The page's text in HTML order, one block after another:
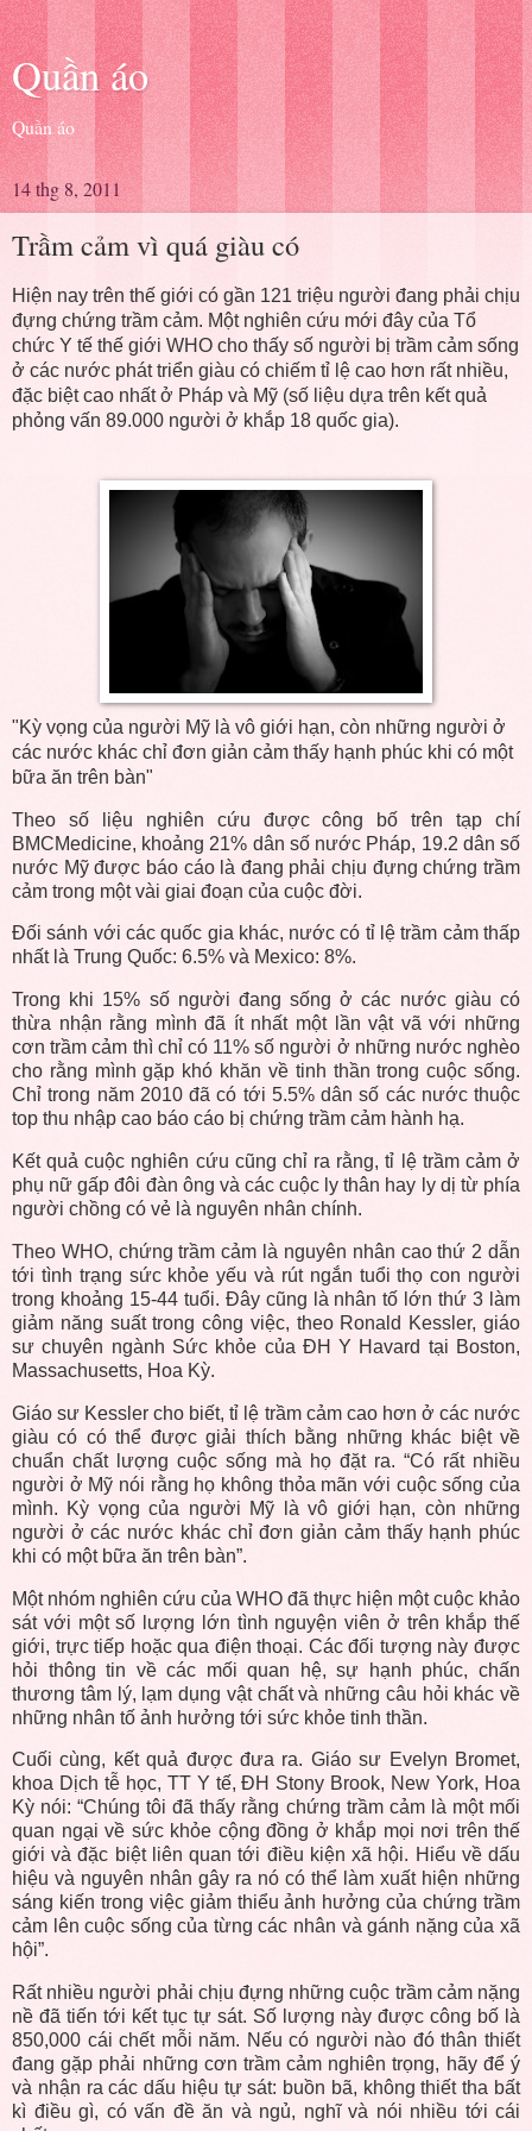
Quần áo
Quần áo
14 thg 8, 2011
Trầm cảm vì quá giàu có
Hiện nay trên thế giới có gần 121 triệu người đang phải chịu
đựng chứng trầm cảm. Một nghiên cứu mới đây của Tổ
chức Y tế thế giới WHO cho thấy số người bị trầm cảm sống
ở các nước phát triển giàu có chiếm tỉ lệ cao hơn rất nhiều,
đặc biệt cao nhất ở Pháp và Mỹ (số liệu dựa trên kết quả
phỏng vấn 89.000 người ở khắp 18 quốc gia).
"Kỳ vọng của người Mỹ là vô giới hạn, còn những người ở
các nước khác chỉ đơn giản cảm thấy hạnh phúc khi có một
bữa ăn trên bàn"
Theo số liệu nghiên cứu được công bố trên tạp chí
BMCMedicine, khoảng 21% dân số nước Pháp, 19.2 dân số
nước Mỹ được báo cáo là đang phải chịu đựng chứng trầm
cảm trong một vài giai đoạn của cuộc đời.
Đối sánh với các quốc gia khác, nước có tỉ lệ trầm cảm thấp
nhất là Trung Quốc: 6.5% và Mexico: 8%.
Trong khi 15% số người đang sống ở các nước giàu có
thừa nhận rằng mình đã ít nhất một lần vật vã với những
cơn trầm cảm thì chỉ có 11% số người ở những nước nghèo
cho rằng mình gặp khó khăn về tinh thần trong cuộc sống.
Chỉ trong năm 2010 đã có tới 5.5% dân số các nước thuộc
top thu nhập cao báo cáo bị chứng trầm cảm hành hạ.
Kết quả cuộc nghiên cứu cũng chỉ ra rằng, tỉ lệ trầm cảm ở
phụ nữ gấp đôi đàn ông và các cuộc ly thân hay ly dị từ phía
người chồng có vẻ là nguyên nhân chính.
Theo WHO, chứng trầm cảm là nguyên nhân cao thứ 2 dẫn
tới tình trạng sức khỏe yếu và rút ngắn tuổi thọ con người
trong khoảng 15-44 tuổi. Đây cũng là nhân tố lớn thứ 3 làm
giảm năng suất trong công việc, theo Ronald Kessler, giáo
sư chuyên ngành Sức khỏe của ĐH Y Havard tại Boston,
Massachusetts, Hoa Kỳ.
Giáo sư Kessler cho biết, tỉ lệ trầm cảm cao hơn ở các nước
giàu có có thể được giải thích bằng những khác biệt về
chuẩn chất lượng cuộc sống mà họ đặt ra. “Có rất nhiều
người ở Mỹ nói rằng họ không thỏa mãn với cuộc sống của
mình. Kỳ vọng của người Mỹ là vô giới hạn, còn những
người ở các nước khác chỉ đơn giản cảm thấy hạnh phúc
khi có một bữa ăn trên bàn”.
Một nhóm nghiên cứu của WHO đã thực hiện một cuộc khảo
sát với một số lượng lớn tình nguyện viên ở trên khắp thế
giới, trực tiếp hoặc qua điện thoại. Các đối tượng này được
hỏi thông tin về các mối quan hệ, sự hạnh phúc, chấn
thương tâm lý, lạm dụng vật chất và những câu hỏi khác về
những nhân tố ảnh hưởng tới sức khỏe tinh thần.
Cuối cùng, kết quả được đưa ra. Giáo sư Evelyn Bromet,
khoa Dịch tễ học, TT Y tế, ĐH Stony Brook, New York, Hoa
Kỳ nói: “Chúng tôi đã thấy rằng chứng trầm cảm là một mối
quan ngại về sức khỏe cộng đồng ở khắp mọi nơi trên thế
giới và đặc biệt liên quan tới điều kiện xã hội. Hiểu về dấu
hiệu và nguyên nhân gây ra nó có thể làm xuất hiện những
sáng kiến trong việc giảm thiểu ảnh hưởng của chứng trầm
cảm lên cuộc sống của từng các nhân và gánh nặng của xã
hội”.
Rất nhiều người phải chịu đựng những cuộc trầm cảm nặng
nề đã tiến tới kết tục tự sát. Số lượng này được công bố là
850,000 cái chết mỗi năm. Nếu có người nào đó thân thiết
đang gặp phải những cơn trầm cảm nghiên trọng, hãy để ý
và nhận ra các dấu hiệu tự sát: buồn bã, không thiết tha bất
kì điều gì, có vấn đề ăn và ngủ, nghĩ và nói nhiều tới cái